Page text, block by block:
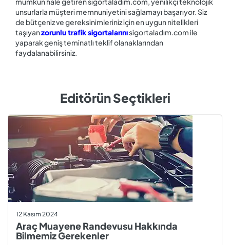
unsurlarla müşteri memnuniyetini sağlamayı başarıyor. Siz
de bütçeniz ve gereksinimleriniz için en uygun nitelikleri
taşıyanzorunlu trafik sigortalarınısigortaladım.com ile
yaparak geniş teminatlı teklif olanaklarından
faydalanabilirsiniz.
Editörün Seçtikleri
12 Kasım 2024
Araç Muayene Randevusu Hakkında
Bilmemiz Gerekenler